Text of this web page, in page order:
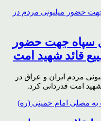
سپاه جهت حضور
قائد شهید امت
مردم ایران و عراق در
شهید امت قدردانی کرد.